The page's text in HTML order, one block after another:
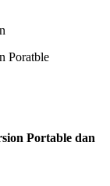
Portable dan